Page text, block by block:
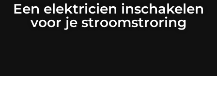
Een elektricien inschakelen
voor je stroomstroring